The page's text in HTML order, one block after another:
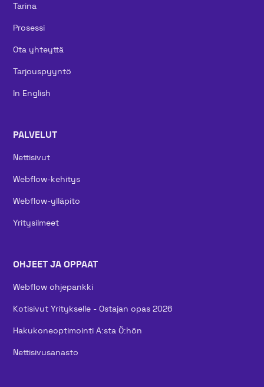
Tarina
Prosessi
Ota yhteyttä
Tarjouspyyntö
In English
PALVELUT
Nettisivut
Webflow-kehitys
Webflow-ylläpito
Yritysilmeet
OHJEET JA OPPAAT
Webflow ohjepankki
Kotisivut Yritykselle - Ostajan opas 2026
Hakukoneoptimointi A:sta Ö:hön
Nettisivusanasto